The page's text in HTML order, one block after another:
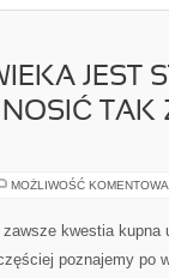
JEST
TAK
MOŻLIWOŚĆ
zawsze kwestia
poznajemy po